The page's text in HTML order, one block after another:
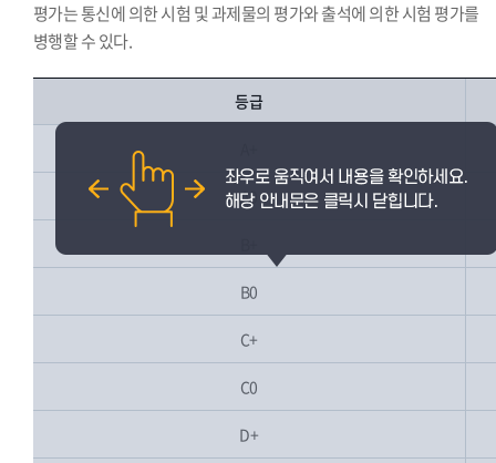
평가는 통신에 의한 시험 및 과제물의 평가와 출석에 의한 시험 평가를
병행할 수 있다.
등급
A0
B0
C+
C0
D+